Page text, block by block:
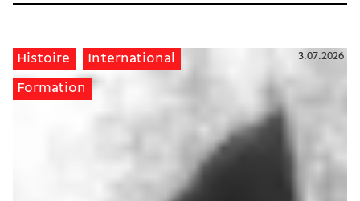
Histoire International
Formation
3.07.2026